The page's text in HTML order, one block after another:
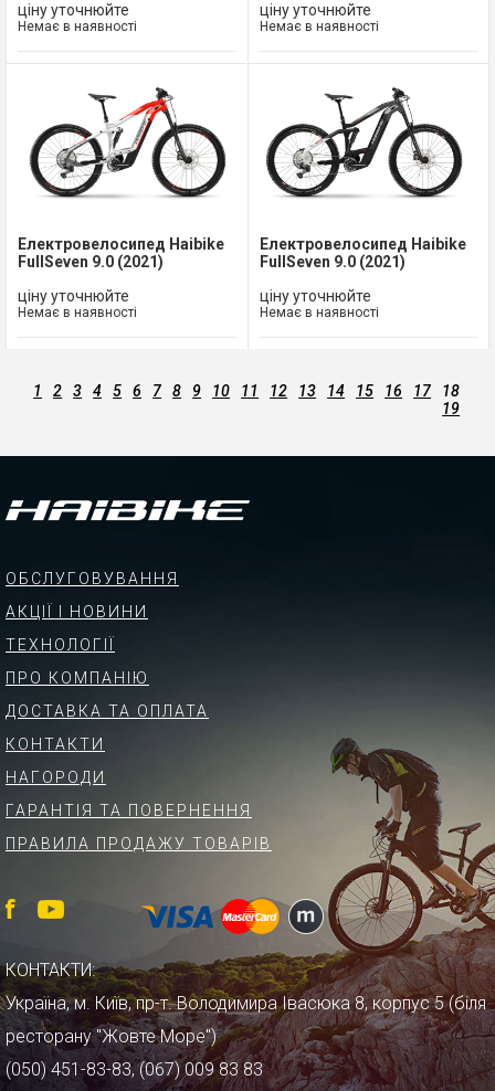
ціну уточнюйте
Немає в наявності
ціну уточнюйте
Немає в наявності
Електровелосипед Haibike
FullSeven 9.0 (2021)
ціну уточнюйте
Немає в наявності
Електровелосипед Haibike
FullSeven 9.0 (2021)
ціну уточнюйте
Немає в наявності
1 2 3 4 5 6 7 8 9 10 11 12 13 14 15 16 17
18
19
ОБСЛУГОВУВАННЯ
АКЦІЇ І НОВИНИ
ТЕХНОЛОГІЇ
ПРО КОМПАНІЮ
ДОСТАВКА ТА ОПЛАТА
КОНТАКТИ
НАГОРОДИ
ГАРАНТІЯ ТА ПОВЕРНЕННЯ
ПРАВИЛА ПРОДАЖУ ТОВАРІВ
КОНТАКТИ:
Україна, м. Київ, пр-т. Володимира Івасюка 8, корпус 5 (біля
ресторану "Жовте Море")
(050) 451-83-83, (067) 009 83 83